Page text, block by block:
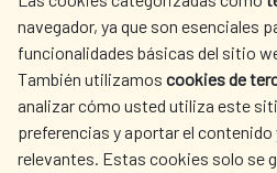
navegador, ya que son esenciales
funcionalidades básicas del sitio
También utilizamos cookies de
analizar cómo usted utiliza este
preferencias y aportar el contenido
relevantes. Estas cookies solo se
SPANISH HUMANITARIAN
ACTION
CULTURE AND SCIENCE